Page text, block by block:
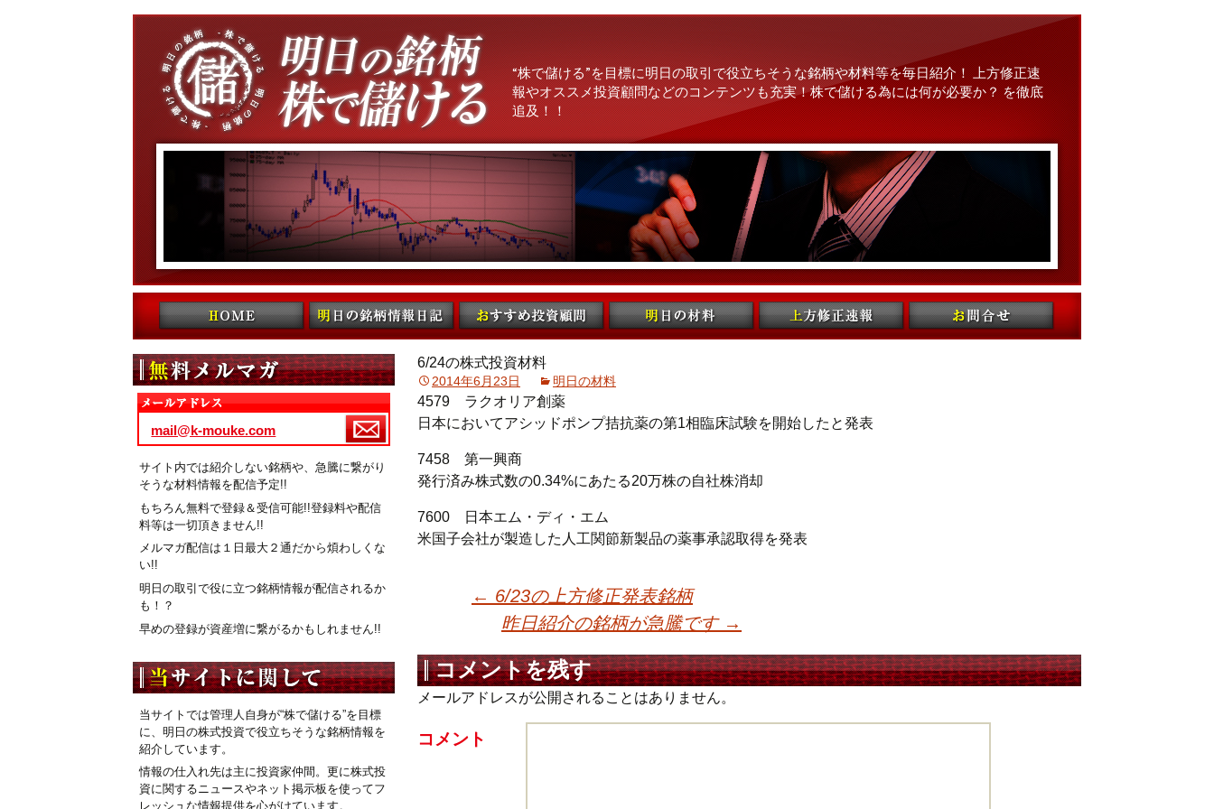
“株で儲ける”を目標に明日の取引で役立ちそうな銘柄や材料等を毎日紹介！ 上方修正速
報やオススメ投資顧問などのコンテンツも充実！株で儲ける為には何が必要か？ を徹底
追及！！
コンテンツへ移動
6/24の株式投資材料
2014年6月23日 明日の材料
4579 ラクオリア創薬
日本においてアシッドポンプ拮抗薬の第1相臨床試験を開始したと発表
7458 第一興商
発行済み株式数の0.34%にあたる20万株の自社株消却
7600 日本エム・ディ・エム
米国子会社が製造した人工関節新製品の薬事承認取得を発表
投稿ナビゲーション
← 6/23の上方修正発表銘柄
昨日紹介の銘柄が急騰です →
コメントを残す
メールアドレスが公開されることはありません。
コメント
mail@k-mouke.com
サイト内では紹介しない銘柄や、急騰に繋がり
そうな材料情報を配信予定!!
もちろん無料で登録＆受信可能!!登録料や配信
料等は一切頂きません!!
メルマガ配信は１日最大２通だから煩わしくな
い!!
明日の取引で役に立つ銘柄情報が配信されるか
も！？
早めの登録が資産増に繋がるかもしれません!!
当サイトでは管理人自身が“株で儲ける”を目標
に、明日の株式投資で役立ちそうな銘柄情報を
紹介しています。
情報の仕入れ先は主に投資家仲間。更に株式投
資に関するニュースやネット掲示板を使ってフ
レッシュな情報提供を心がけています。